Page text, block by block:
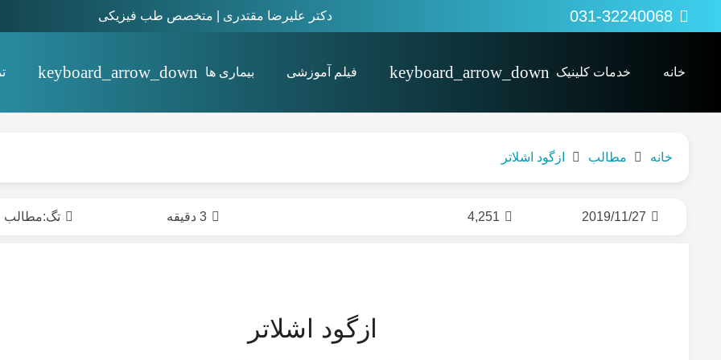
031-32240068 دکتر علیرضا مقتدری | متخصص طب فیزیکی
خانه خدمات کلینیک فیلم آموزشی بیماری ها
خانه مطالب ازگود اشلاتر
2019/11/27
4,251 3 دقیقه تگ:مطالب
ازگود اشلاتر